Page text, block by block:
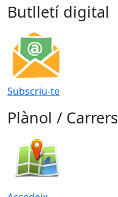
Butlletí digital
Subscriu-te
Plànol / Carrers